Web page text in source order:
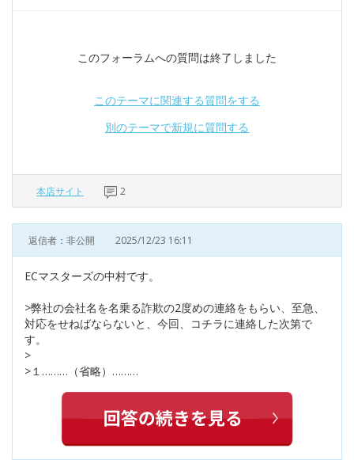
このフォーラムへの質問は終了しました
このテーマに関連する質問をする
別のテーマで新規に質問する
本店サイト 2
返信者：非公開 2025/12/23 16:11
ECマスターズの中村です。
>弊社の会社名を名乗る詐欺の2度めの連絡をもらい、至急、
対応をせねばならないと、今回、コチラに連絡した次第で
す。
>
>１………（省略）………